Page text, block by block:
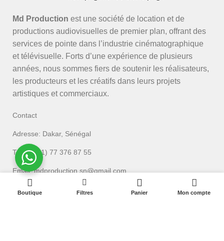
Md Production est une société de location et de
productions audiovisuelles de premier plan, offrant des
services de pointe dans l’industrie cinématographique
et télévisuelle. Forts d’une expérience de plusieurs
années, nous sommes fiers de soutenir les réalisateurs,
les producteurs et les créatifs dans leurs projets
artistiques et commerciaux.
Contact
Adresse: Dakar, Sénégal
Tél: (+221) 77 376 87 55
Email: mdproduction.sn@gmail.com
Boutique Filtres Panier Mon compte